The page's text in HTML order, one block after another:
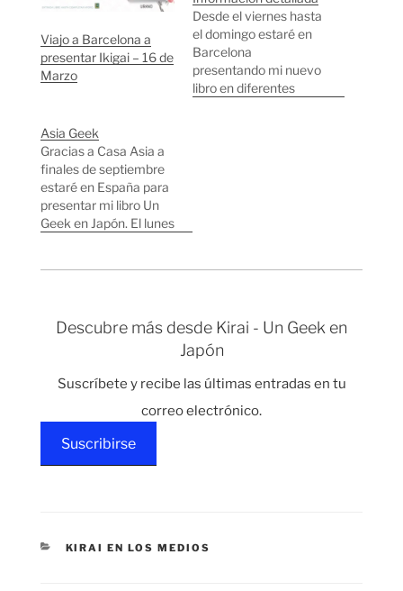
Viajo a Barcelona a
presentar Ikigai – 16 de
Marzo
Desde el viernes hasta
el domingo estaré en
Barcelona
presentando mi nuevo
libro en diferentes
Manga.…
Asia Geek
Gracias a Casa Asia a
finales de septiembre
estaré en España para
presentar mi libro Un
Geek en Japón. El lunes
formarán parte del
por Casa…
Descubre más desde Kirai - Un Geek en
Japón
Suscríbete y recibe las últimas entradas en tu
correo electrónico.
Suscribirse
CATEGORÍAS
KIRAI EN LOS MEDIOS